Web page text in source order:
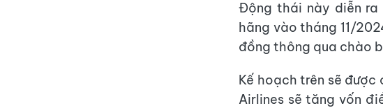
Động thái này diễn
hãng vào tháng 11/
đồng thông qua chào
Kế hoạch trên sẽ
Airlines sẽ tăng vốn